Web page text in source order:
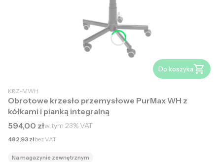
Do koszyka
KRZ-MWH
Obrotowe krzesło przemysłowe PurMax WH z
kółkami i pianką integralną
Cena brutto
594,00 złw tym 23%VAT
Cena netto
482,93 złbez VAT
Na magazynie zewnętrznym